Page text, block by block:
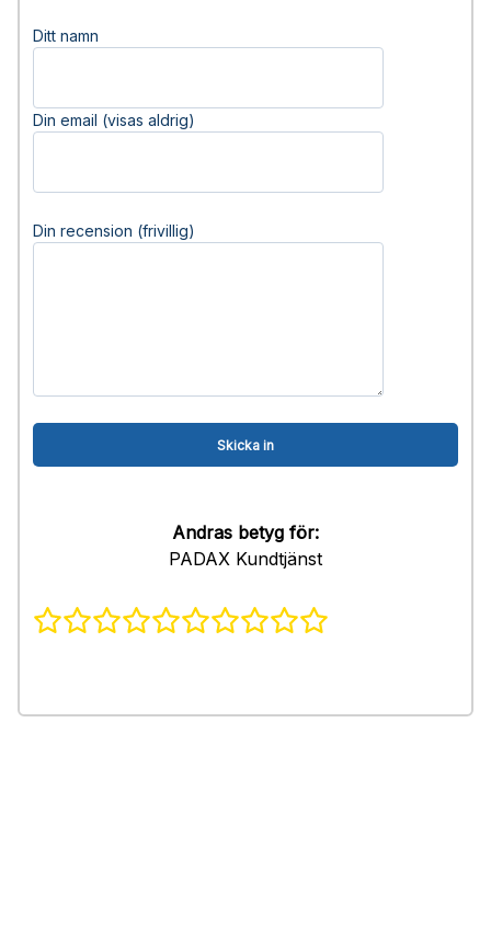
Ditt namn
Din email (visas aldrig)
Din recension (frivillig)
Andras betyg för:
PADAX Kundtjänst